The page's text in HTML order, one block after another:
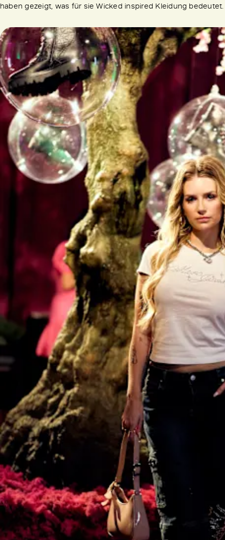
haben gezeigt, was für sie Wicked inspired Kleidung bedeutet.